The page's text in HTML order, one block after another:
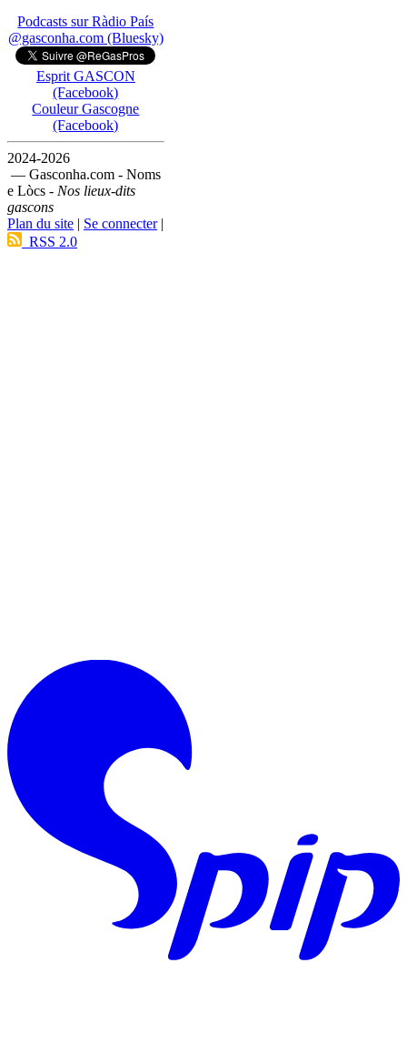
Podcasts sur Ràdio País
@gasconha.com (Bluesky)
Esprit GASCON
(Facebook)
Couleur Gascogne
(Facebook)
2024-2026
— Gasconha.com - Noms
e Lòcs - Nos lieux-dits
gascons
Plan du site | Se connecter|
RSS 2.0